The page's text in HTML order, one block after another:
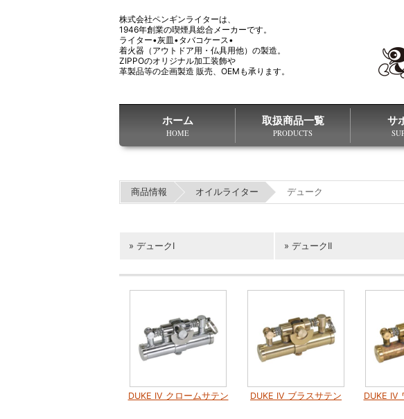
株式会社ペンギンライターは、
1946年創業の喫煙具総合メーカーです。
ライター•灰皿•タバコケース•
着火器（アウトドア用・仏具用他）の製造。
ZIPPOのオリジナル加工装飾や
革製品等の企画製造 販売、OEMも承ります。
ホーム
HOME
取扱商品一覧
PRODUCTS
サ
商品情報 オイルライター デューク
デュークI デュークII
DUKE IV クロームサテン DUKE IV ブラスサテン DUKE IV